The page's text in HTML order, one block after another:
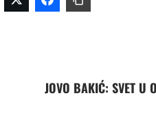
JOVO BAKIĆ: SVET U